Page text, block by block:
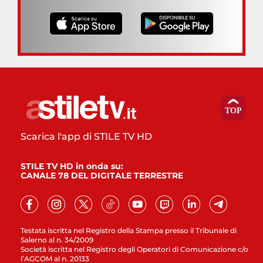
Testata iscritta nel Registro della Stampa presso il Tribunale di
Salerno al n. 34/2009
Società iscritta nel Registro degli Operatori di Comunicazione c/o
l’AGCOM al n. 20133
Scarica l'app di STILE TV HD
STILE TV HD in onda su:
CANALE 78 DEL DIGITALE TERRESTRE